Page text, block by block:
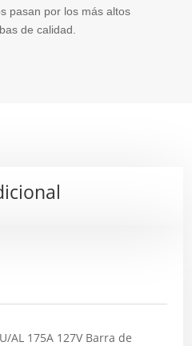
pasan por los más altos
de calidad.
AL 175A 127V Barra de